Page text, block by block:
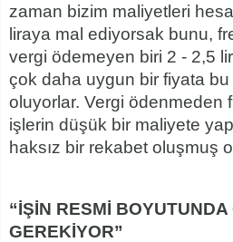
zaman bizim maliyetleri
liraya mal ediyorsak bunu,
vergi ödemeyen biri 2 - 2,5
çok daha uygun bir fiyata
oluyorlar. Vergi ödenmeden
işlerin düşük bir maliyete
haksız bir rekabet oluşmuş
“İŞİN RESMİ
GEREKİYOR”